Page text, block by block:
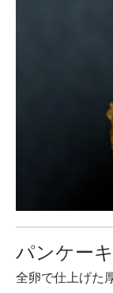
パンケーキ
全卵で仕上げた